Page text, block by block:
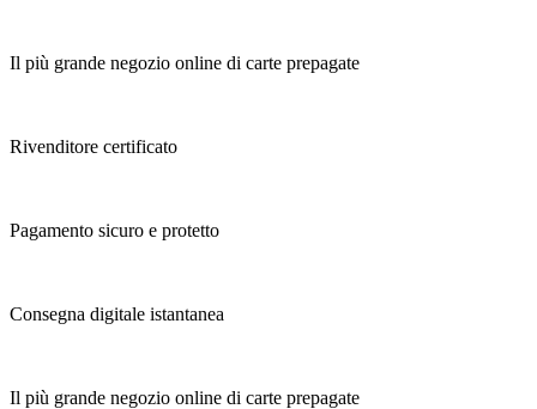
Il più grande negozio online di carte prepagate
Rivenditore certificato
Pagamento sicuro e protetto
Consegna digitale istantanea
Il più grande negozio online di carte prepagate